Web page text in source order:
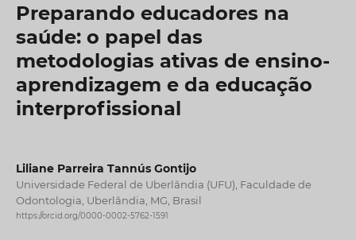
Preparando educadores na
saúde: o papel das
metodologias ativas de ensino-
aprendizagem e da educação
interprofissional
Liliane Parreira Tannús Gontijo
Universidade Federal de Uberlândia (UFU), Faculdade de
Odontologia, Uberlândia, MG, Brasil
https://orcid.org/0000-0002-5762-1591